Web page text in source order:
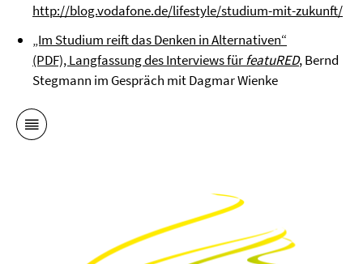
http://blog.vodafone.de/lifestyle/studium-mit-zukunft/
„Im Studium reift das Denken in Alternativen“
(PDF), Langfassung des Interviews fürfeatuRED, Bernd
Stegmann im Gespräch mit Dagmar Wienke